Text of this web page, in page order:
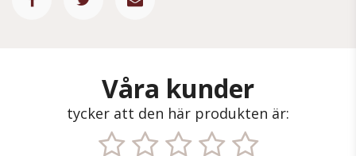
Våra kunder
tycker att den här produkten är: